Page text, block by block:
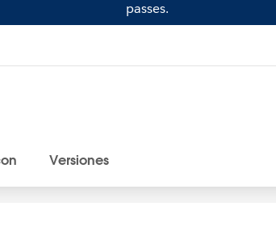
passes.
Versiones